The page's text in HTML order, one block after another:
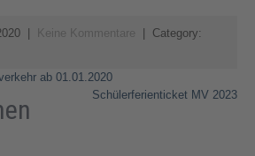
Keine Kommentare
| Category:
ab 01.01.2020
Schülerferienticket MV 2023